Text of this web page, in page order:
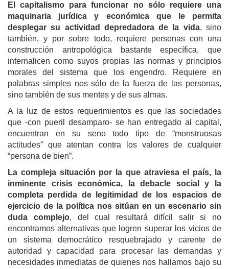
El capitalismo para funcionar no sólo requiere una
maquinaria jurídica y económica que le permita
desplegar su actividad depredadora de la vida, sino
también, y por sobre todo, requiere personas con una
construcción antropológica bastante específica, que
internalicen como suyos propias las normas y principios
morales del sistema que los engendro. Requiere en
palabras simples nos sólo de la fuerza de las personas,
sino también de sus mentes y de sus almas.
A la luz de estos requerimientos es que las sociedades
que -con pueril desamparo- se han entregado al capital,
encuentran en su seno todo tipo de “monstruosas
actitudes” que atentan contra los valores de cualquier
“persona de bien”.
La compleja situación por la que atraviesa el país, la
inminente crisis económica, la debacle social y la
completa perdida de legitimidad de los espacios de
ejercicio de la política nos sitúan en un escenario sin
duda complejo, del cual resultará difícil salir si no
encontramos alternativas que logren superar los vicios de
un sistema democrático resquebrajado y carente de
autoridad y capacidad para procesar las demandas y
necesidades inmediatas de quienes nos hallamos bajo su